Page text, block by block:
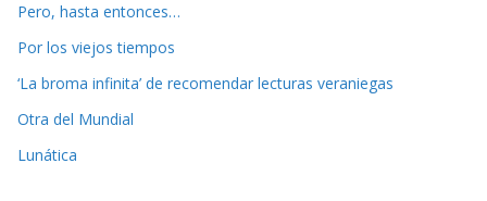
Pero, hasta entonces…
Por los viejos tiempos
‘La broma infinita’ de recomendar lecturas veraniegas
Otra del Mundial
Lunática